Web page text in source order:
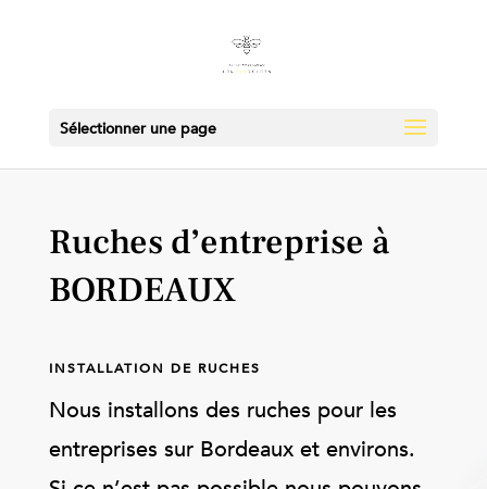
Sélectionner une page
Ruches d’entreprise à
BORDEAUX
INSTALLATION DE RUCHES
Nous installons des ruches pour les
entreprises sur Bordeaux et environs.